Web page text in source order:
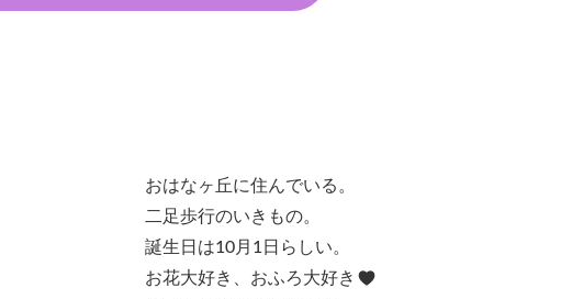
おはなヶ丘に住んでいる。
二足歩行のいきもの。
誕生日は10月1日らしい。
お花大好き、おふろ大好き